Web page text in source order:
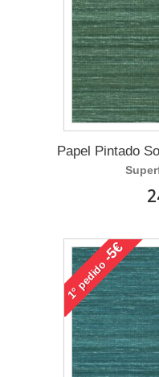
Papel Pintado
1°
pedido
-5€